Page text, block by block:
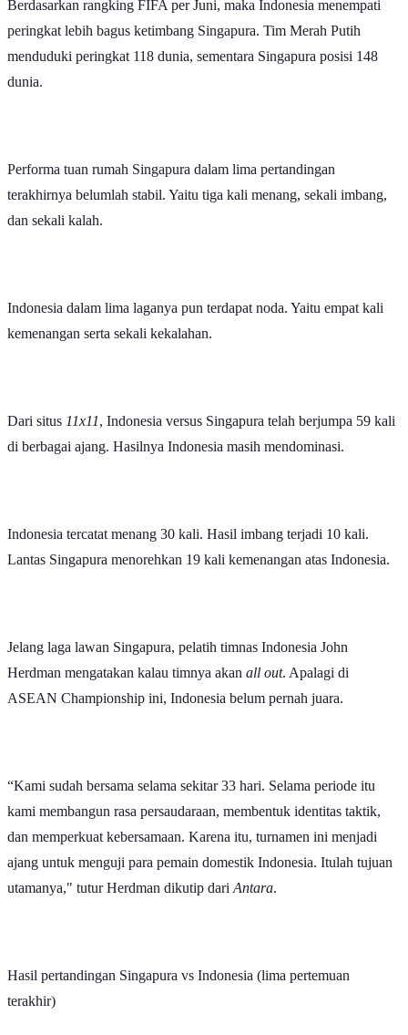
Berdasarkan rangking FIFA per Juni, maka Indonesia menempati
peringkat lebih bagus ketimbang Singapura. Tim Merah Putih
menduduki peringkat 118 dunia, sementara Singapura posisi 148
dunia.
Performa tuan rumah Singapura dalam lima pertandingan
terakhirnya belumlah stabil. Yaitu tiga kali menang, sekali imbang,
dan sekali kalah.
Indonesia dalam lima laganya pun terdapat noda. Yaitu empat kali
kemenangan serta sekali kekalahan.
Dari situs 11x11, Indonesia versus Singapura telah berjumpa 59 kali
di berbagai ajang. Hasilnya Indonesia masih mendominasi.
Indonesia tercatat menang 30 kali. Hasil imbang terjadi 10 kali.
Lantas Singapura menorehkan 19 kali kemenangan atas Indonesia.
Jelang laga lawan Singapura, pelatih timnas Indonesia John
Herdman mengatakan kalau timnya akan all out. Apalagi di
ASEAN Championship ini, Indonesia belum pernah juara.
“Kami sudah bersama selama sekitar 33 hari. Selama periode itu
kami membangun rasa persaudaraan, membentuk identitas taktik,
dan memperkuat kebersamaan. Karena itu, turnamen ini menjadi
ajang untuk menguji para pemain domestik Indonesia. Itulah tujuan
utamanya," tutur Herdman dikutip dari Antara.
Hasil pertandingan Singapura vs Indonesia (lima pertemuan
terakhir)